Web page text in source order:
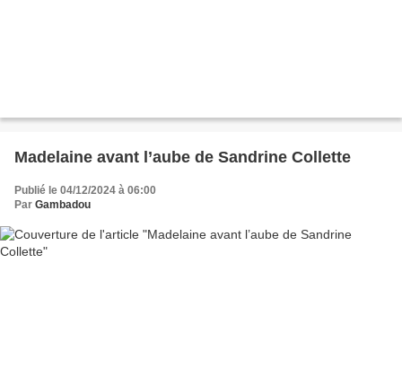
Madelaine avant l’aube de Sandrine Collette
Publié le 04/12/2024 à 06:00
Par Gambadou